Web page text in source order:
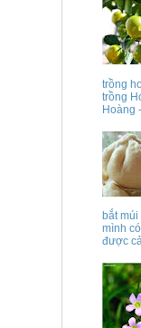
trồng
trồng
Hoàng
bắt
mình
được